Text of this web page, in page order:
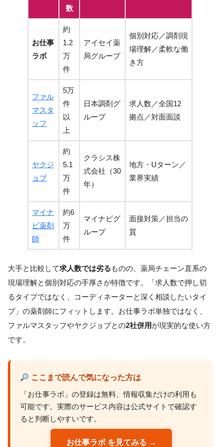
数
お仕事
ラボ
約
1.2
万
件
アイセイ薬
局グループ
個別対応／調剤現
場理解／柔軟な働
き方
ファル
マスタ
ッフ
5万
件
以
上
日本調剤グ
ループ
求人数／全国12
拠点／対面面談
ヤクジ
ョブ
約
5.1
万
件
クラシス株
式会社（30
年）
地方・Uターン／
業界実績
マイナ
ビ薬剤
師
約6
万
件
マイナビグ
ループ
面接対策／担当の
質
大手と比較して求人数では劣る ものの、薬局チェーン直系の
現場理解と個別対応の手厚さが特徴です。「求人数で押し切
るタイプではなく、コーディネーターと深く相談したいタイ
プ」の薬剤師にフィットします。お仕事ラボ単独ではなく、
ファルマスタッフやヤクジョブとの2社併用が現実的な使い方
です。
ここまで読んで気になった方は
「お仕事ラボ」の登録は無料、情報収集だけの利用も
可能です。実際のサービス内容は公式サイトで確認す
ると判断しやすいです。
お仕事ラボ を見てみる →